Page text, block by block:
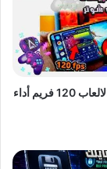
أفضل مسرع الالعاب 120 فريم أداء